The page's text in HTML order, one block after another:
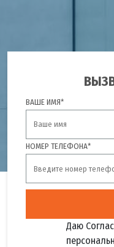
ВАШЕ ИМЯ*
НОМЕР ТЕЛЕФОНА*
Даю